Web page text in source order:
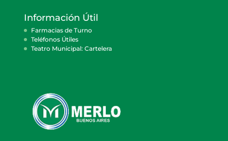
Información Útil
Farmacias de Turno
Teléfonos Útiles
Teatro Municipal: Cartelera